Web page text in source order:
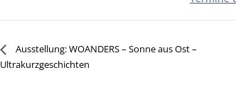
Ausstellung: WOANDERS – Sonne aus Ost –
Ultrakurzgeschichten